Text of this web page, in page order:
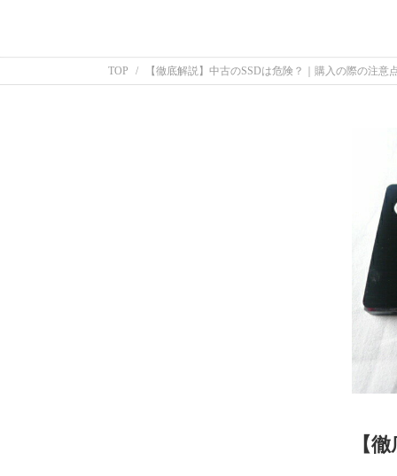
TOP 【徹底解説】中古のSSDは危険？｜購入の際の注意
【